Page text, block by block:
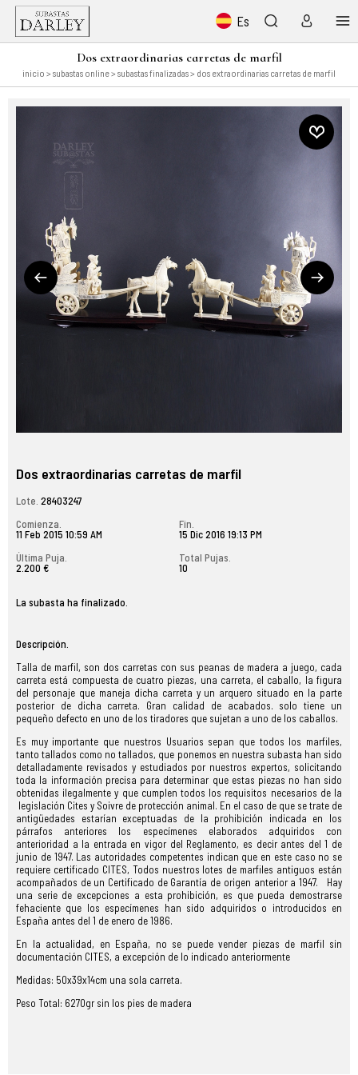
Es
Dos extraordinarias carretas de marfil
inicio > subastas online> subastas finalizadas> dos extraordinarias carretas de marfil
Dos extraordinarias carretas de marfil
Lote. 28403247
Comienza.
11 Feb 2015 10:59 AM
Fin.
15 Dic 2016 19:13 PM
Última Puja.
2.200 €
Total Pujas.
10
La subasta ha finalizado.
Descripción.
Talla de marfil, son dos carretas con sus peanas de madera a juego, cada
carreta está compuesta de cuatro piezas, una carreta, el caballo, la figura
del personaje que maneja dicha carreta y un arquero situado en la parte
posterior de dicha carreta. Gran calidad de acabados. solo tiene un
pequeño defecto en uno de los tiradores que sujetan a uno de los caballos.
Es muy importante que nuestros Usuarios sepan que todos los marfiles,
tanto tallados como no tallados, que ponemos en nuestra subasta han sido
detalladamente revisados y estudiados por nuestros expertos, solicitando
toda la información precisa para determinar que estas piezas no han sido
obtenidas ilegalmente y que cumplen todos los requisitos necesarios de la
legislación Cites y Soivre de protección animal. En el caso de que se trate de
antigüedades estarían exceptuadas de la prohibición indicada en los
párrafos anteriores los especímenes elaborados adquiridos con
anterioridad a la entrada en vigor del Reglamento, es decir antes del 1 de
junio de 1947. Las autoridades competentes indican que en este caso no se
requiere certificado CITES, Todos nuestros lotes de marfiles antiguos están
acompañados de un Certificado de Garantía de origen anterior a 1947. Hay
una serie de excepciones a esta prohibición, es que pueda demostrarse
fehaciente que los especímenes han sido adquiridos o introducidos en
España antes del 1 de enero de 1986.
En la actualidad, en España, no se puede vender piezas de marfil sin
documentación CITES, a excepción de lo indicado anteriormente
Medidas: 50x39x14cm una sola carreta.
Peso Total: 6270gr sin los pies de madera